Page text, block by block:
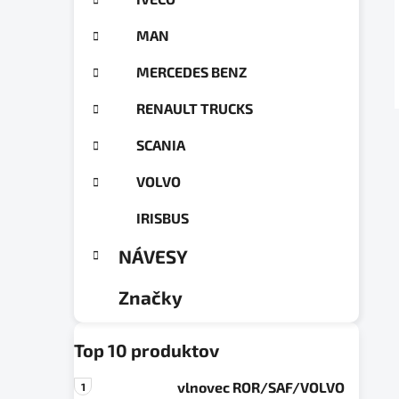
MAN
MERCEDES BENZ
RENAULT TRUCKS
SCANIA
VOLVO
IRISBUS
NÁVESY
Značky
Top 10 produktov
vlnovec ROR/SAF/VOLVO